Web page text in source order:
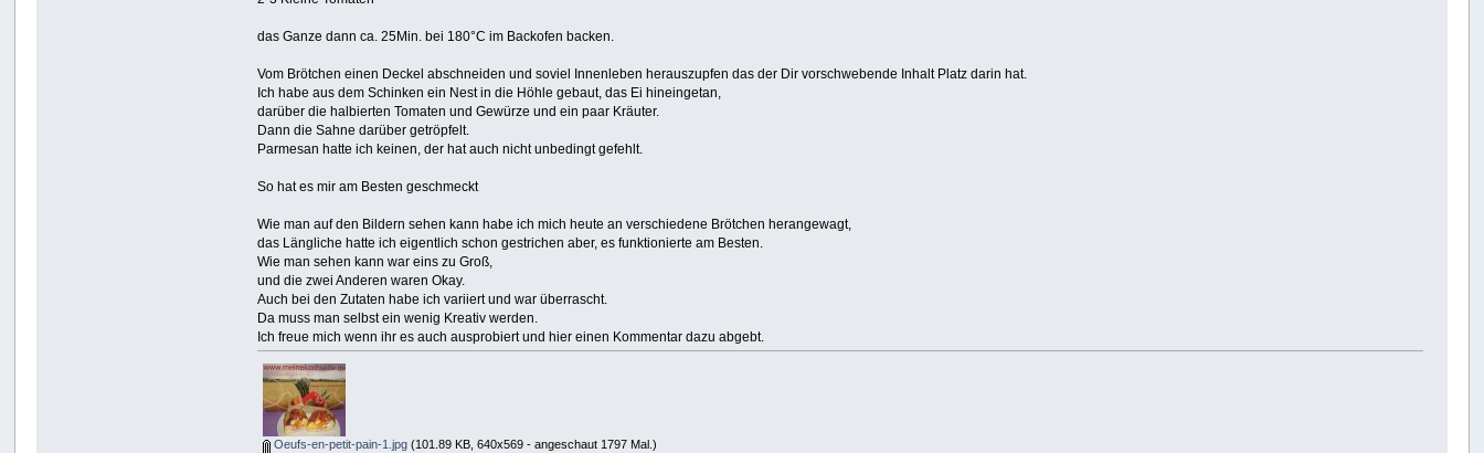
das Ganze dann ca. 25Min. bei 180°C im Backofen backen.
Vom Brötchen einen Deckel abschneiden und soviel Innenleben herauszupfen das der Dir vorschwebende Inhalt Platz darin hat.
Ich habe aus dem Schinken ein Nest in die Höhle gebaut, das Ei hineingetan,
darüber die halbierten Tomaten und Gewürze und ein paar Kräuter.
Dann die Sahne darüber getröpfelt.
Parmesan hatte ich keinen, der hat auch nicht unbedingt gefehlt.
So hat es mir am Besten geschmeckt
Wie man auf den Bildern sehen kann habe ich mich heute an verschiedene Brötchen herangewagt,
das Längliche hatte ich eigentlich schon gestrichen aber, es funktionierte am Besten.
Wie man sehen kann war eins zu Groß,
und die zwei Anderen waren Okay.
Auch bei den Zutaten habe ich variiert und war überrascht.
Da muss man selbst ein wenig Kreativ werden.
Ich freue mich wenn ihr es auch ausprobiert und hier einen Kommentar dazu abgebt.
Oeufs-en-petit-pain-1.jpg (101.89 KB, 640x569 - angeschaut 1797 Mal.)